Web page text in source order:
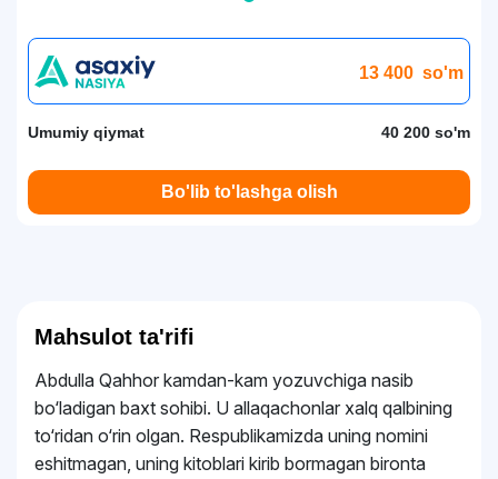
13 400 so'm
Umumiy qiymat 40 200 so'm
Bo'lib to'lashga olish
Mahsulot ta'rifi
Abdulla Qahhor kamdan-kam yozuvchiga nasib
bo‘ladigan baxt sohibi. U allaqachonlar xalq qalbining
to‘ridan o‘rin olgan. Respublikamizda uning nomini
eshitmagan, uning kitoblari kirib bormagan bironta